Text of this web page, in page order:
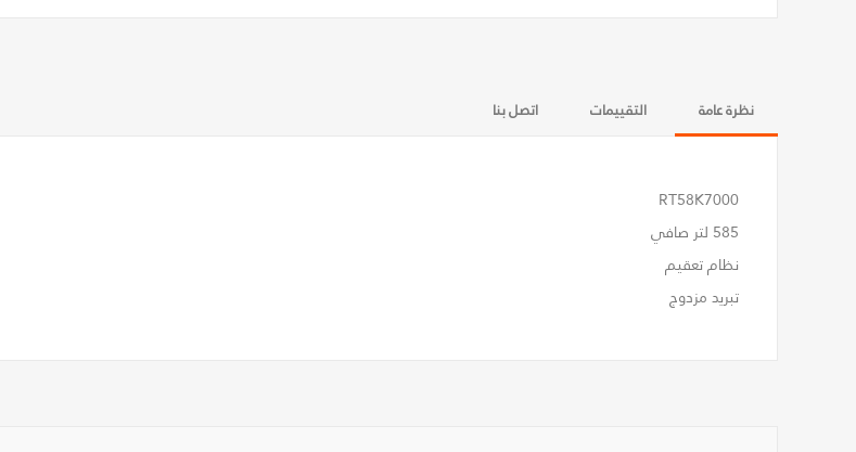
نظرة عامة التقييمات اتصل بنا
RT58K7000
585 لتر صافي
نظام تعقيم
تبريد مزدوج